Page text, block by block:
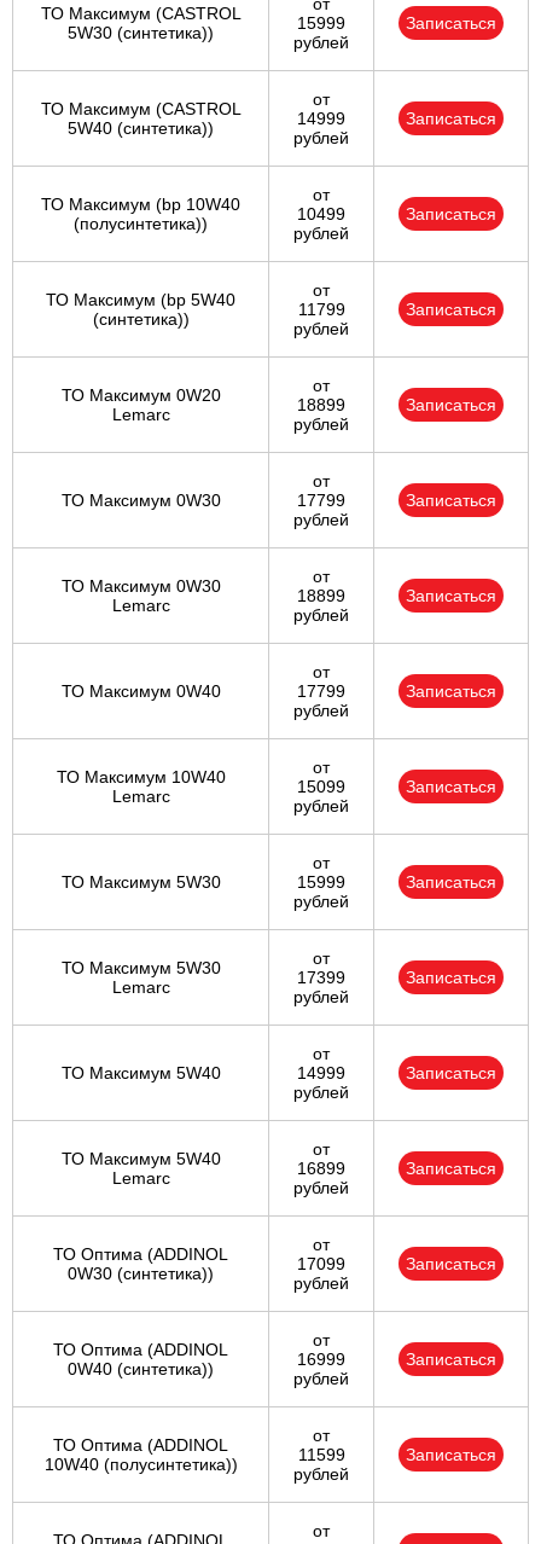
ТО Максимум (CASTROL
5W30 (синтетика))
от
15999
рублей
Записаться
ТО Максимум (CASTROL
5W40 (синтетика))
от
14999
рублей
Записаться
ТО Максимум (bp 10W40
(полусинтетика))
от
10499
рублей
Записаться
ТО Максимум (bp 5W40
(синтетика))
от
11799
рублей
Записаться
ТО Максимум 0W20
Lemarc
от
18899
рублей
Записаться
ТО Максимум 0W30
от
17799
рублей
Записаться
ТО Максимум 0W30
Lemarc
от
18899
рублей
Записаться
ТО Максимум 0W40
от
17799
рублей
Записаться
ТО Максимум 10W40
Lemarc
от
15099
рублей
Записаться
ТО Максимум 5W30
от
15999
рублей
Записаться
ТО Максимум 5W30
Lemarc
от
17399
рублей
Записаться
ТО Максимум 5W40
от
14999
рублей
Записаться
ТО Максимум 5W40
Lemarc
от
16899
рублей
Записаться
ТО Оптима (ADDINOL
0W30 (синтетика))
от
17099
рублей
Записаться
ТО Оптима (ADDINOL
0W40 (синтетика))
от
16999
рублей
Записаться
ТО Оптима (ADDINOL
10W40 (полусинтетика))
от
11599
рублей
Записаться
от